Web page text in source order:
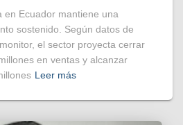
en Ecuador mantiene una
sostenido. Según datos de
el sector proyecta cerrar
en ventas y alcanzar
Leer más